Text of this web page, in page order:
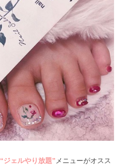
“ジェルやり放題” メニューがオスス